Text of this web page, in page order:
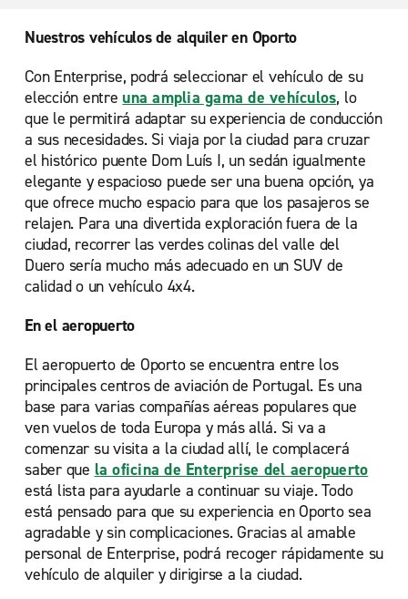
Nuestros vehículos de alquiler en Oporto
Con Enterprise, podrá seleccionar el vehículo de su
elección entre una amplia gama de vehículos, lo
que le permitirá adaptar su experiencia de conducción
a sus necesidades. Si viaja por la ciudad para cruzar
el histórico puente Dom Luís I, un sedán igualmente
elegante y espacioso puede ser una buena opción, ya
que ofrece mucho espacio para que los pasajeros se
relajen. Para una divertida exploración fuera de la
ciudad, recorrer las verdes colinas del valle del
Duero sería mucho más adecuado en un SUV de
calidad o un vehículo 4x4.
En el aeropuerto
El aeropuerto de Oporto se encuentra entre los
principales centros de aviación de Portugal. Es una
base para varias compañías aéreas populares que
ven vuelos de toda Europa y más allá. Si va a
comenzar su visita a la ciudad allí, le complacerá
saber que la oficina de Enterprise del aeropuerto
está lista para ayudarle a continuar su viaje. Todo
está pensado para que su experiencia en Oporto sea
agradable y sin complicaciones. Gracias al amable
personal de Enterprise, podrá recoger rápidamente su
vehículo de alquiler y dirigirse a la ciudad.